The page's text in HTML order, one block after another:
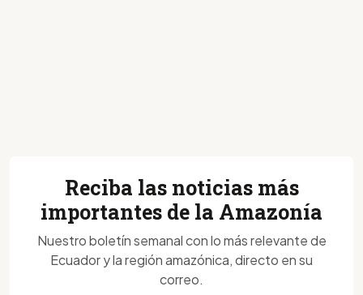
Reciba las noticias más
importantes de la Amazonía
Nuestro boletín semanal con lo más relevante de
Ecuador y la región amazónica, directo en su
correo.